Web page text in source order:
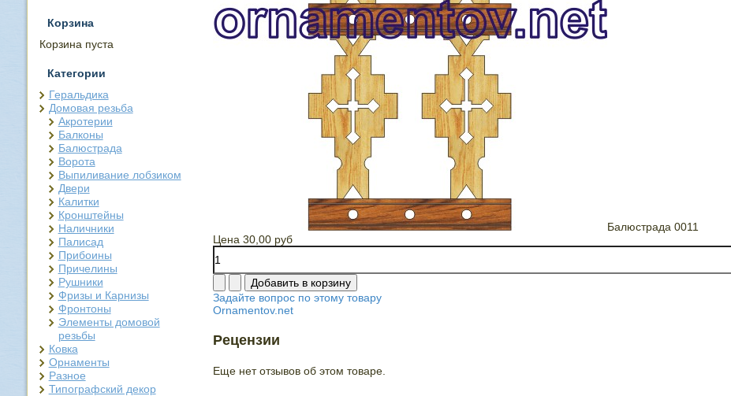
Корзина
Корзина пуста
Категории
Геральдика
Домовая резьба
Акротерии
Балконы
Балюстрада
Ворота
Выпиливание лобзиком
Двери
Калитки
Кронштейны
Наличники
Палисад
Прибоины
Причелины
Рушники
Фризы и Карнизы
Фронтоны
Элементы домовой
резьбы
Ковка
Орнаменты
Разное
Типографский декор
Балюстрада 0011
Цена 30,00 руб
Задайте вопрос по этому товару
Ornamentov.net
Рецензии
Еще нет отзывов об этом товаре.